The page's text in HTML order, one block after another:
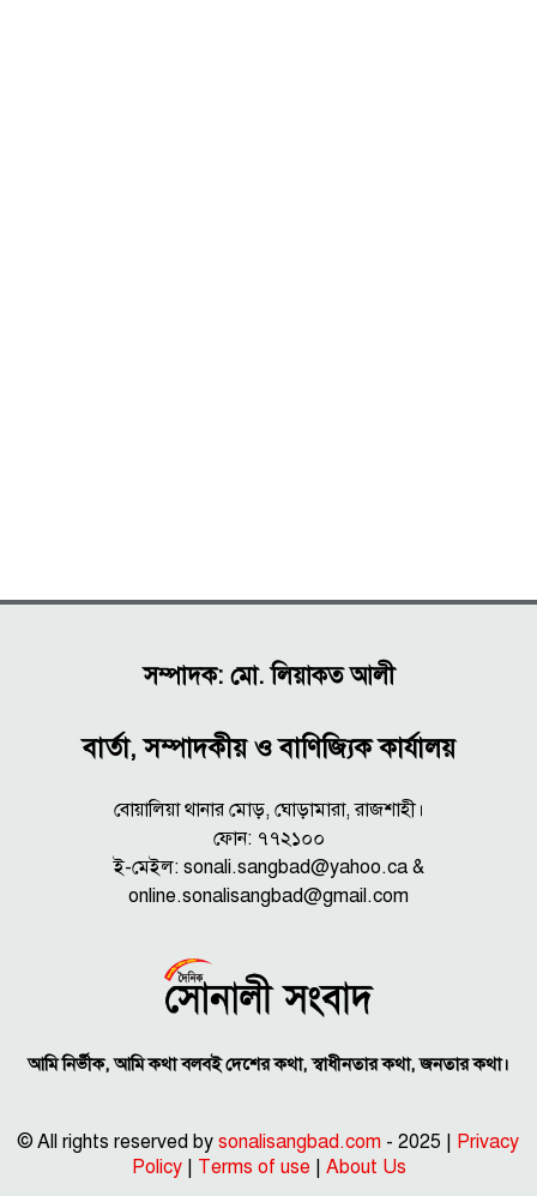
সম্পাদক: মো. লিয়াকত আলী
বার্তা, সম্পাদকীয় ও বাণিজ্যিক কার্যালয়
বোয়ালিয়া থানার মোড়, ঘোড়ামারা, রাজশাহী।
ফোন: ৭৭২১০০
ই-মেইল: sonali.sangbad@yahoo.ca &
online.sonalisangbad@gmail.com
আমি নির্ভীক, আমি কথা বলবই দেশের কথা, স্বাধীনতার কথা, জনতার কথা।
© All rights reserved by sonalisangbad.com - 2025 | Privacy
Policy| Terms of use | About Us